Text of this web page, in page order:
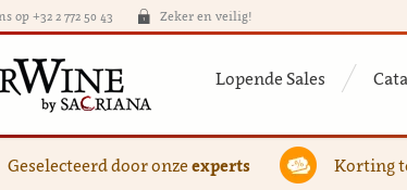
op +32 2 772 50 43 Zeker en veilig!
Lopende Sales
Geselecteerd door onzeexperts Korting